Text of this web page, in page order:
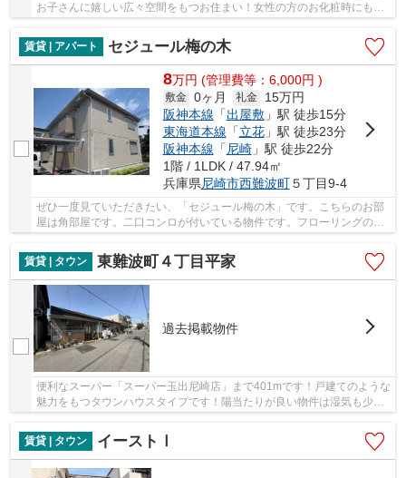
お子さんに嬉しい広々空間をもつお住まい！女性の方のお化粧時にも快
賃貸 | アパート
セジュール梅の木
8万円 (管理費等：6,000円 )
敷金 0ヶ月 礼金
15万円
阪神本線 「出屋敷」駅 徒歩15分
東海道本線 「立花」駅 徒歩23分
阪神本線 「尼崎」駅 徒歩22分
1階 / 1LDK / 47.94㎡
兵庫県尼崎市西難波町５丁目9-4
ぜひ一度見ていただきたい、「セジュール梅の木」です。こちらのお部
屋は角部屋です。二口コンロが付いている物件です。フローリングの物
賃貸 | タウン
東難波町４丁目平家
過去掲載物件
便利なスーパー「スーパー玉出尼崎店」まで401mです！戸建てのような
魅力をもつタウンハウスタイプです！陽当たりが良い物件は湿気も少な
賃貸 | タウン
イーストⅠ